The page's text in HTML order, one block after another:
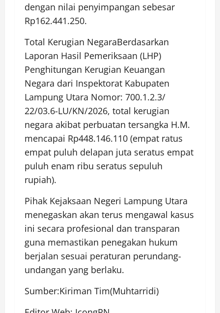
dengan nilai penyimpangan sebesar
Rp162.441.250.
Total Kerugian NegaraBerdasarkan
Laporan Hasil Pemeriksaan (LHP)
Penghitungan Kerugian Keuangan
Negara dari Inspektorat Kabupaten
Lampung Utara Nomor: 700.1.2.3/
22/03.6-LU/KN/2026, total kerugian
negara akibat perbuatan tersangka H.M.
mencapai Rp448.146.110 (empat ratus
empat puluh delapan juta seratus empat
puluh enam ribu seratus sepuluh
rupiah).
Pihak Kejaksaan Negeri Lampung Utara
menegaskan akan terus mengawal kasus
ini secara profesional dan transparan
guna memastikan penegakan hukum
berjalan sesuai peraturan perundang-
undangan yang berlaku.
Sumber:Kiriman Tim(Muhtarridi)